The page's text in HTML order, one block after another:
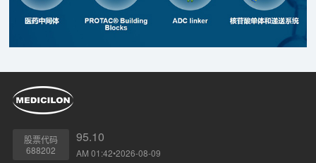
股票代码
688202
95.10
AM 01:42•2026-08-09